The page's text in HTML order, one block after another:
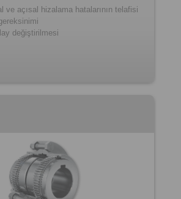
ve açısal hizalama hatalarının telafisi
değiştirilmesi